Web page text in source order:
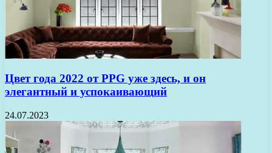
Цвет года 2022 от PPG уже здесь, и он
элегантный и успокаивающий
24.07.2023